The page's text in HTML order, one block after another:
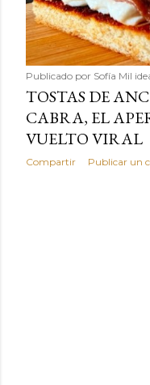
Publicado por Sofía Mil
TOSTAS DE
CABRA, EL
VUELTO VIRAL
Compartir Publicar un